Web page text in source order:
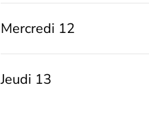
Mercredi 12
Jeudi 13